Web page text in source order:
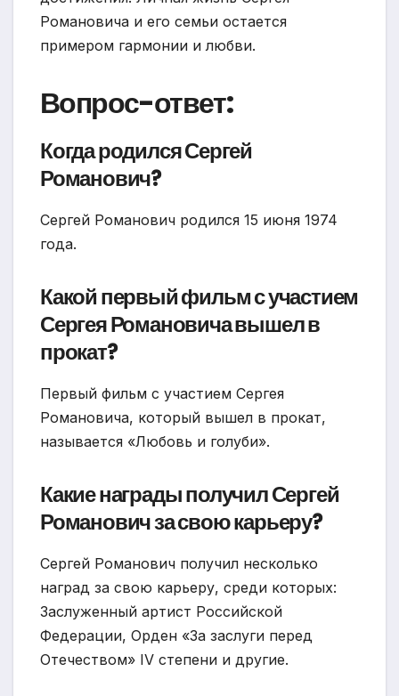
Романовича и его семьи остается
примером гармонии и любви.
Вопрос-ответ:
Когда родился Сергей
Романович?
Сергей Романович родился 15 июня 1974
года.
Какой первый фильм с участием
Сергея Романовича вышел в
прокат?
Первый фильм с участием Сергея
Романовича, который вышел в прокат,
называется «Любовь и голуби».
Какие награды получил Сергей
Романович за свою карьеру?
Сергей Романович получил несколько
наград за свою карьеру, среди которых:
Заслуженный артист Российской
Федерации, Орден «За заслуги перед
Отечеством» IV степени и другие.